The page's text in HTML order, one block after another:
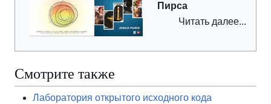
Пирса
Читать далее...
Смотрите также
Лаборатория открытого исходного кода